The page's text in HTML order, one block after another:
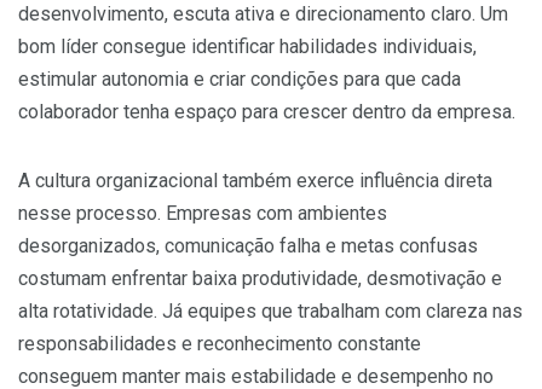
desenvolvimento, escuta ativa e direcionamento claro. Um
bom líder consegue identificar habilidades individuais,
estimular autonomia e criar condições para que cada
colaborador tenha espaço para crescer dentro da empresa.
A cultura organizacional também exerce influência direta
nesse processo. Empresas com ambientes
desorganizados, comunicação falha e metas confusas
costumam enfrentar baixa produtividade, desmotivação e
alta rotatividade. Já equipes que trabalham com clareza nas
responsabilidades e reconhecimento constante
conseguem manter mais estabilidade e desempenho no